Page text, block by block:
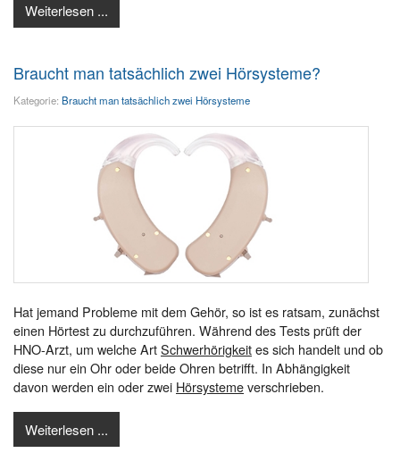
Weiterlesen ...
Braucht man tatsächlich zwei Hörsysteme?
Kategorie: Braucht man tatsächlich zwei Hörsysteme
Hat jemand Probleme mit dem Gehör, so ist es ratsam, zunächst
einen Hörtest zu durchzuführen. Während des Tests prüft der
HNO-Arzt, um welche ArtSchwerhörigkeites sich handelt und ob
diese nur ein Ohr oder beide Ohren betrifft. In Abhängigkeit
davon werden ein oder zwei Hörsystemeverschrieben.
Weiterlesen ...